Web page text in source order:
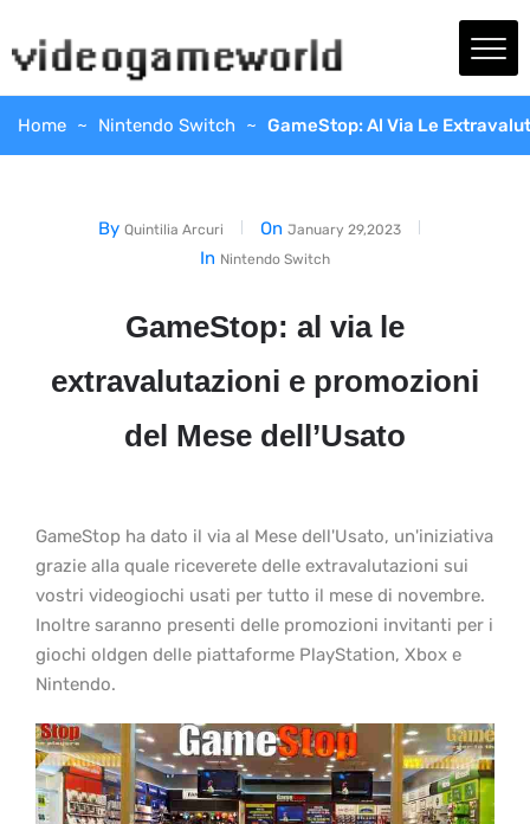
Home Nintendo Switch GameStop: Al Via Le
By Quintilia Arcuri On January 29,2023
In Nintendo Switch
GameStop: al via le
extravalutazioni e promozioni
del Mese dell’Usato
GameStop ha dato il via al Mese dell'Usato, un'iniziativa
grazie alla quale riceverete delle extravalutazioni sui
vostri videogiochi usati per tutto il mese di novembre.
Inoltre saranno presenti delle promozioni invitanti per i
giochi oldgen delle piattaforme PlayStation, Xbox e
Nintendo.